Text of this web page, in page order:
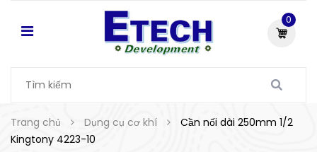
0
Trang chủ Dụng cụ cơ khí
Cần nối dài 250mm 1/2
Kingtony 4223-10